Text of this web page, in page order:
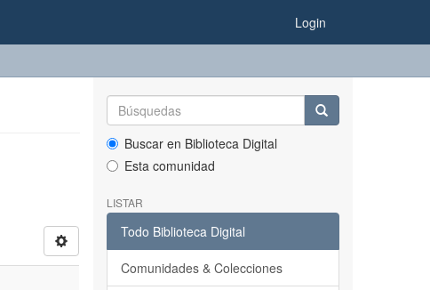
Login
Buscar en Biblioteca Digital
Esta comunidad
LISTAR
Todo Biblioteca Digital
Comunidades & Colecciones